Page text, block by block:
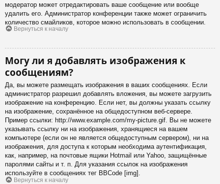
модератор может отредактировать ваше сообщение или вообще
удалить его. Администратор конференции также может ограничить
количество смайликов, которое можно использовать в сообщении.
Вернуться к началу
Могу ли я добавлять изображения к
сообщениям?
Да, вы можете размещать изображения в ваших сообщениях. Если
администратор разрешил добавлять вложения, вы можете загрузить
изображение на конференцию. Если нет, вы должны указать ссылку
на изображение, сохранённое на общедоступном веб-сервере.
Пример ссылки: http://www.example.com/my-picture.gif. Вы не можете
указывать ссылку ни на изображения, хранящиеся на вашем
компьютере (если он не является общедоступным сервером), ни на
изображения, для доступа к которым необходима аутентификация,
как, например, на почтовые ящики Hotmail или Yahoo, защищённые
паролями сайты и т. п. Для указания ссылок на изображения
используйте в сообщениях тег BBCode [img].
Вернуться к началу